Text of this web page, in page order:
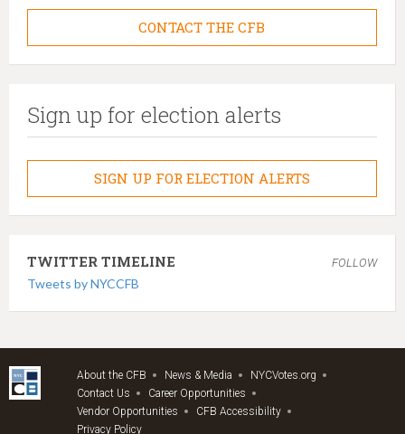
CONTACT THE CFB
Sign up for election alerts
SIGN UP FOR ELECTION ALERTS
TWITTER TIMELINE FOLLOW
Tweets by NYCCFB
About the CFB News & Media
NYCVotes.org
Contact Us
Career Opportunities
Vendor Opportunities
CFB Accessibility
Privacy Policy